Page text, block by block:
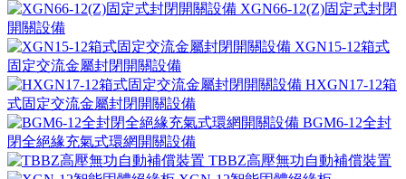
XGN66-12(Z)固定式封閉
開關設備
XGN15-12箱式
固定交流金屬封閉開關設備
HXGN17-12箱
式固定交流金屬封閉開關設備
BGM6-12全封
閉全絕緣充氣式環網開關設備
TBBZ高壓無功自動補償裝置